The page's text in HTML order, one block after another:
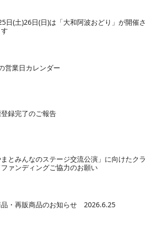
日(土)26日(日)は「大和阿波おどり」が開催さ
営業日カレンダー
録完了のご報告
まとみんなのステージ交流公演」に向けたクラ
ァンディングご協力のお願い
品・再販商品のお知らせ 2026.6.25